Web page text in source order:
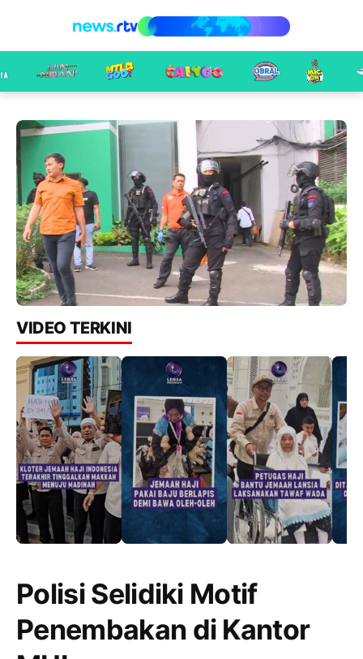
VIDEO TERKINI
Polisi Selidiki Motif
Penembakan di Kantor